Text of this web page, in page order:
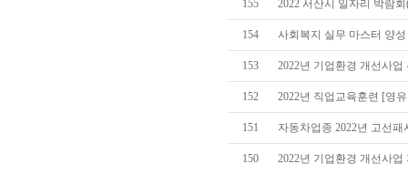
155 2022 서산시 일자리 박람회
154 사회복지 실무 마스터 양
153 2022년 기업환경 개선사업
152 2022년 직업교육훈련 [영
151 자동차업종 2022년 고선
150 2022년 기업환경 개선사